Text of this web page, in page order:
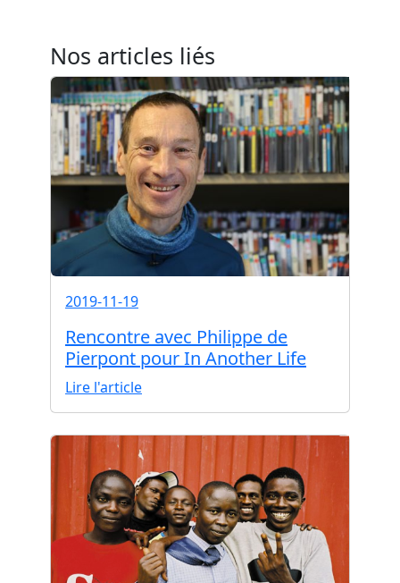
Nos articles liés
2019-11-19
Rencontre avec Philippe de
Pierpont pour In Another Life
Lire l'article